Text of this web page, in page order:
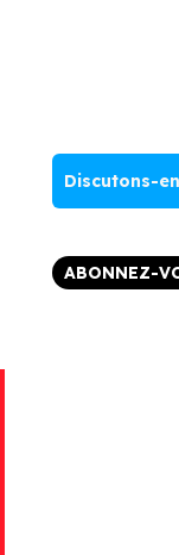
Discutons-en
ABONNEZ-